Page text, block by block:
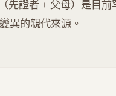
先證者 + 父母）是目
異的親代來源。